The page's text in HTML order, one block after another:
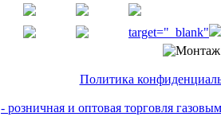
target="_blank"
Политика
- розничная и оптовая торговля